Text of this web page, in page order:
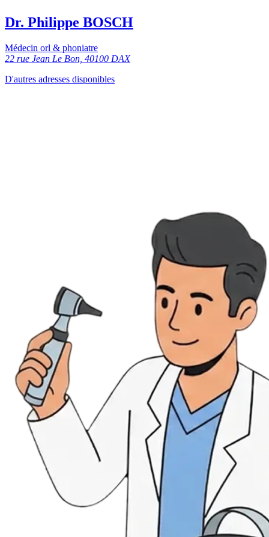
Dr. Philippe BOSCH
Médecin orl & phoniatre
22 rue Jean Le Bon, 40100 DAX
D'autres adresses disponibles